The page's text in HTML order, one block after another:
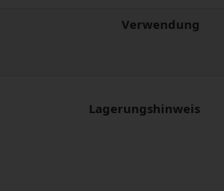
Verwendung
Lagerungshinweis